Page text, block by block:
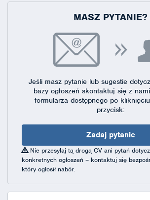
MASZ PYTANIE?
Jeśli masz pytanie lub sugestie
bazy ogłoszeń skontaktuj się z
formularza dostępnegopo
przycisk:
Zadaj pytanie
Nie przesyłaj tą drogą CV ani pytań
konkretnych ogłoszeń – kontaktuj się
który ogłosił nabór.